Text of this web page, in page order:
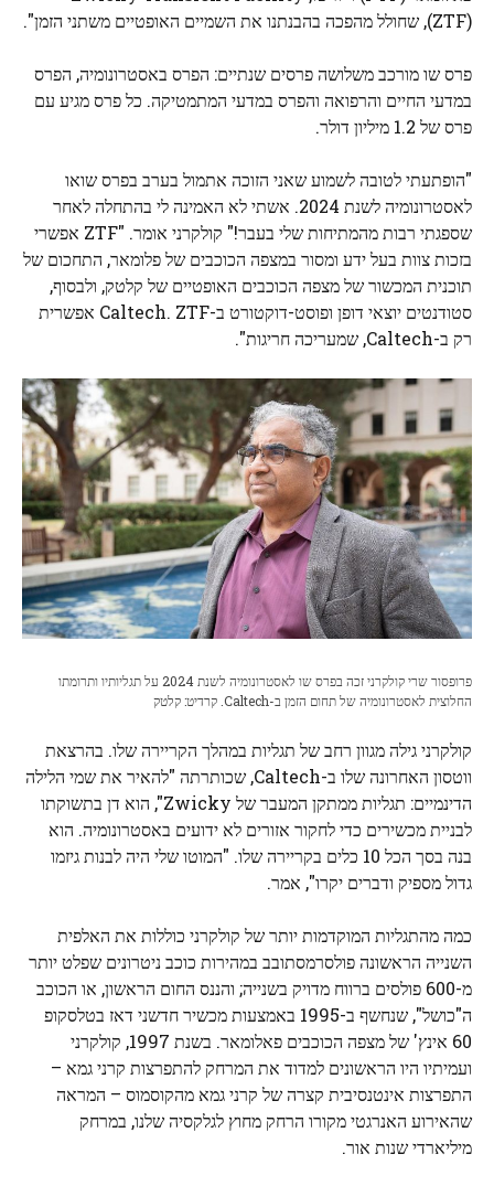
(ZTF), שחולל מהפכה בהבנתנו את השמיים האופטיים משתני הזמן".
פרס שו מורכב משלושה פרסים שנתיים: הפרס באסטרונומיה, הפרס
במדעי החיים והרפואה והפרס במדעי המתמטיקה. כל פרס מגיע עם
פרס של 1.2 מיליון דולר.
"הופתעתי לטובה לשמוע שאני הזוכה אתמול בערב בפרס שואו
לאסטרונומיה לשנת 2024. אשתי לא האמינה לי בהתחלה לאחר
שספגתי רבות מהמתיחות שלי בעבר!" קולקרני אומר. "ZTF אפשרי
בזכות צוות בעל ידע ומסור במצפה הכוכבים של פלומאר, התחכום של
תוכנית המכשור של מצפה הכוכבים האופטיים של קלטק, ולבסוף,
סטודנטים יוצאי דופן ופוסט-דוקטורט ב-Caltech. ZTF אפשרית
רק ב-Caltech, שמעריכה חריגות".
פרופסור שרי קולקרני זכה בפרס שו לאסטרונומיה לשנת 2024 על תגליותיו ותרומתו
החלוצית לאסטרונומיה של תחום הזמן ב-Caltech. קרדיט: קלטק
קולקרני גילה מגוון רחב של תגליות במהלך הקריירה שלו. בהרצאת
ווטסון האחרונה שלו ב-Caltech, שכותרתה "להאיר את שמי הלילה
הדינמיים: תגליות ממתקן המעבר של Zwicky", הוא דן בתשוקתו
לבניית מכשירים כדי לחקור אזורים לא ידועים באסטרונומיה. הוא
בנה בסך הכל 10 כלים בקריירה שלו. "המוטו שלי היה לבנות גיזמו
גדול מספיק ודברים יקרו", אמר.
כמה מהתגליות המוקדמות יותר של קולקרני כוללות את האלפית
השנייה הראשונהפולסרמסתובב במהירות כוכב ניטרונים שפלט יותר
מ-600 פולסים ברווח מדויק בשנייה; והננס החום הראשון, או הכוכב
ה"כושל", שנחשף ב-1995 באמצעות מכשיר חדשני דאז בטלסקופ
60 אינץ' של מצפה הכוכבים פאלומאר. בשנת 1997, קולקרני
ועמיתיו היו הראשונים למדוד את המרחק להתפרצות קרני גמא –
התפרצות אינטנסיבית קצרה של קרני גמא מהקוסמוס – המראה
שהאירוע האנרגטי מקורו הרחק מחוץ לגלקסיה שלנו, במרחק
מיליארדי שנות אור.